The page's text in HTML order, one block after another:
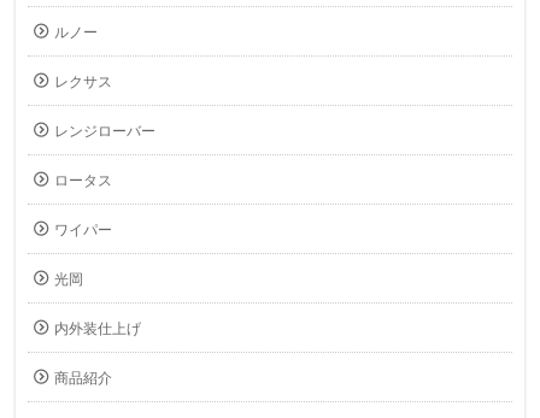
ルノー
レクサス
レンジローバー
ロータス
ワイパー
光岡
内外装仕上げ
商品紹介